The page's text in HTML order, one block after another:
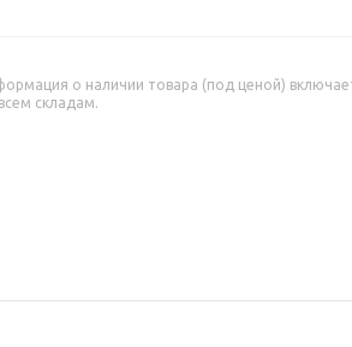
о наличии товара (под ценой)
складам.